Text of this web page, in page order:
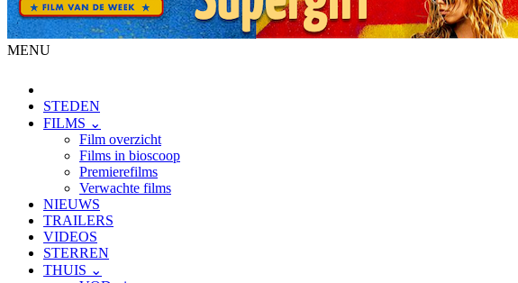
MENU
STEDEN
FILMS ⌄
Film overzicht
Films in bioscoop
Premierefilms
Verwachte films
NIEUWS
TRAILERS
VIDEOS
STERREN
THUIS ⌄